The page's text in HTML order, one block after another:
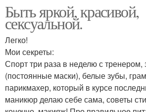
Быть яркой, красивой,
сексуальной.
Легко!
Мои секреты:
Спорт три раза в неделю с тренером,
(постоянные маски), белые зубы,
парикмахер, который в курсе
маникюр делаю себе сама, советы